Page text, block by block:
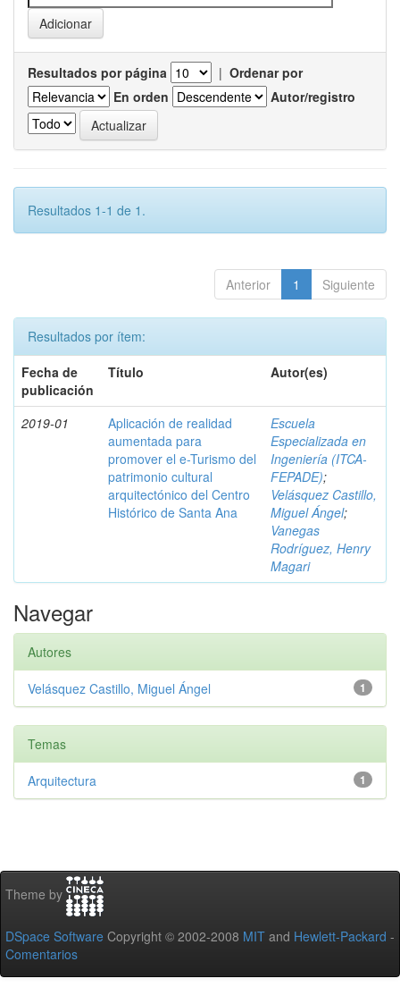
Resultados por página | Ordenar por
En orden
Autor/registro
Resultados 1-1 de 1.
Anterior 1 Siguiente
Resultados por ítem:
Fecha de
publicación
Título Autor(es)
2019-01
Aplicación de realidad
aumentada para
promover el e-Turismo del
patrimonio cultural
arquitectónico del Centro
Histórico de Santa Ana
Escuela
Especializada en
Ingeniería (ITCA-
FEPADE);
Velásquez Castillo,
Miguel Ángel;
Vanegas
Rodríguez, Henry
Magari
Navegar
Autores
1
Velásquez Castillo, Miguel Ángel
Temas
1
Arquitectura
Theme by
DSpace Software Copyright © 2002-2008 MIT and Hewlett-Packard -
Comentarios